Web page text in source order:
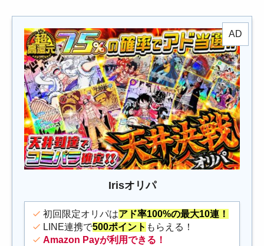
Irisオリパ
初回限定オリパはアド率100%の最大10連！
LINE連携で500ポイント もらえる！
Amazon Payが利用できる！